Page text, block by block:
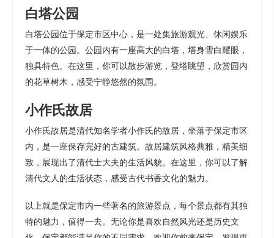
白塔公园
白塔公园位于保定市区中心，是一处集旅游观光、休闲娱乐
于一体的公园。公园内有一座高大的白塔，塔身雪白耀眼，
独具特色。在这里，你可以散步游览，登塔眺望，欣赏园内
的花草树木，感受宁静悠然的氛围。
小作氏故居
小作氏故居是清代知名学者小作氏的故居，坐落于保定市区
内，是一座保存完好的古建筑。故居建筑风格典雅，精美细
致，展现出了清代士大夫的生活风貌。在这里，你可以了解
清代文人的生活状态，感受古代书香文化的魅力。
以上就是保定市内一些著名的旅游景点，每个景点都有其独
特的魅力，值得一去。无论你是喜欢自然风光还是历史文